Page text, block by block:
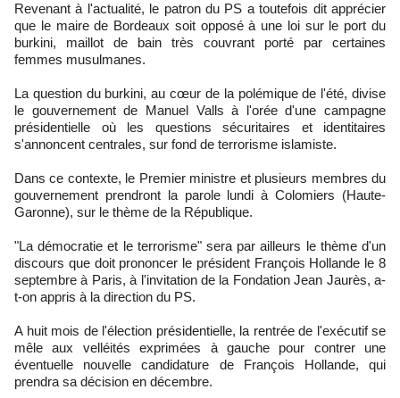
Revenant à l'actualité, le patron du PS a toutefois dit apprécier
que le maire de Bordeaux soit opposé à une loi sur le port du
burkini, maillot de bain très couvrant porté par certaines
femmes musulmanes.
La question du burkini, au cœur de la polémique de l'été, divise
le gouvernement de Manuel Valls à l'orée d'une campagne
présidentielle où les questions sécuritaires et identitaires
s'annoncent centrales, sur fond de terrorisme islamiste.
Dans ce contexte, le Premier ministre et plusieurs membres du
gouvernement prendront la parole lundi à Colomiers (Haute-
Garonne), sur le thème de la République.
"La démocratie et le terrorisme" sera par ailleurs le thème d'un
discours que doit prononcer le président François Hollande le 8
septembre à Paris, à l'invitation de la Fondation Jean Jaurès, a-
t-on appris à la direction du PS.
A huit mois de l'élection présidentielle, la rentrée de l'exécutif se
mêle aux velléités exprimées à gauche pour contrer une
éventuelle nouvelle candidature de François Hollande, qui
prendra sa décision en décembre.